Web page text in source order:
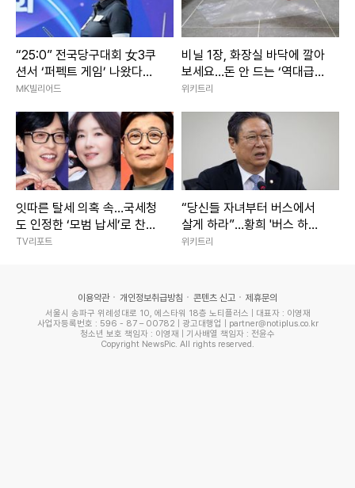
“25:0” 전국당구대회 女3쿠
션서 ‘퍼펙트 게임’ 나왔다…
국내1위 박세정, 황령인에 완
MK빌리어드
비닐 1장, 화장실 바닥에 깔아
보세요…돈 안 드는 ‘역대급
꼼수’ 발견
위키트리
잇따른 탈세 의혹 속…국세청
도 인정한 ‘모범 납세’로 찬사
받은 ★들 [종합]
TV리포트
“당신들 자녀부터 버스에서
살게 하라”…황희 '버스 하우
스'에 직격탄
위키트리
이용약관 개인정보취급방침 콘텐츠 신고 제휴문의
서울시 송파구 위례성대로 10, 에스타워 18층 노티플러스 | 대표자 : 이영재
사업자등록번호 : 596 - 87 – 00782 | 광고대행업 | partner@notiplus.co.kr
청소년 보호 책임자 : 이영재 | 기사배열 책임자 : 전윤수
Copyright NewsPic. All rights reserved.